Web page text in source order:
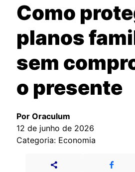
Como
planos
sem
o presente
Por Oraculum
12 de junho de 2026
Categoria: Economia